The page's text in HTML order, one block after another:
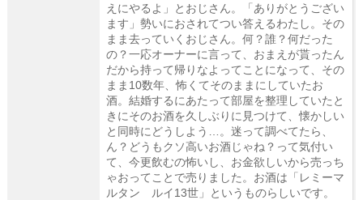
えにやるよ」とおじさん。「ありがとうござい
ます」勢いにおされてつい答えるわたし。その
まま去っていくおじさん。何？誰？何だった
の？一応オーナーに言って、おまえが貰ったん
だから持って帰りなよってことになって、その
まま10数年、怖くてそのままにしていたお
酒。結婚するにあたって部屋を整理していたと
きにそのお酒を久しぶりに見つけて、懐かしい
と同時にどうしよう…。迷って調べてたら、
ん？どうもクソ高いお酒じゃね？って気付い
て、今更飲むの怖いし、お金欲しいから売っち
ゃおってことで売りました。お酒は「レミーマ
ルタン ルイ13世」というものらしいです。